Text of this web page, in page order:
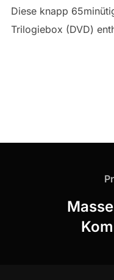
Diese knapp
Trilogiebox (DVD)